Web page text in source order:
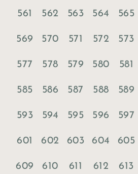
561 562 563 564 565
569 570 571 572 573
577 578 579 580 581
585 586 587 588 589
593 594 595 596 597
601 602 603 604 605
609 610 611 612 613